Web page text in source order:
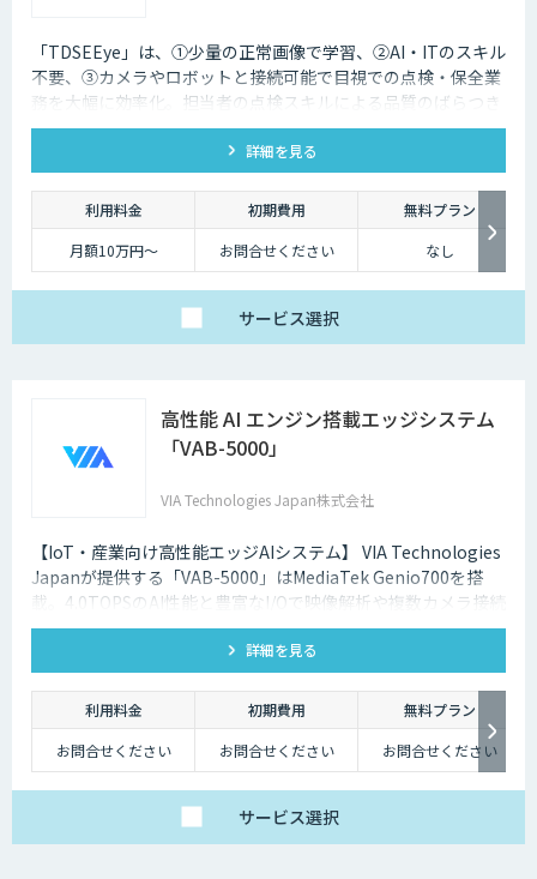
「TDSEEye」は、①少量の正常画像で学習、②AI・ITのスキル
不要、③カメラやロボットと接続可能で目視での点検・保全業
務を大幅に効率化。担当者の点検スキルによる品質のばらつき
や属人化を解消します。
詳細を見る
利用料金 初期費用
無料プラン
月額10万円～
お問合せください なし
サービス選択
高性能 AI エンジン搭載エッジシステム
「VAB-5000」
VIA Technologies Japan株式会社
【IoT・産業向け高性能エッジAIシステム】 VIA Technologies
Japanが提供する「VAB-5000」はMediaTek Genio700を搭
載。4.0TOPSのAI性能と豊富なI/Oで映像解析や複数カメラ接続
に対応し、低消消費電力かつ小型で柔軟な設置が可能です。
詳細を見る
利用料金 初期費用
無料プラン
お問合せください
お問合せください お問合せください
サービス選択